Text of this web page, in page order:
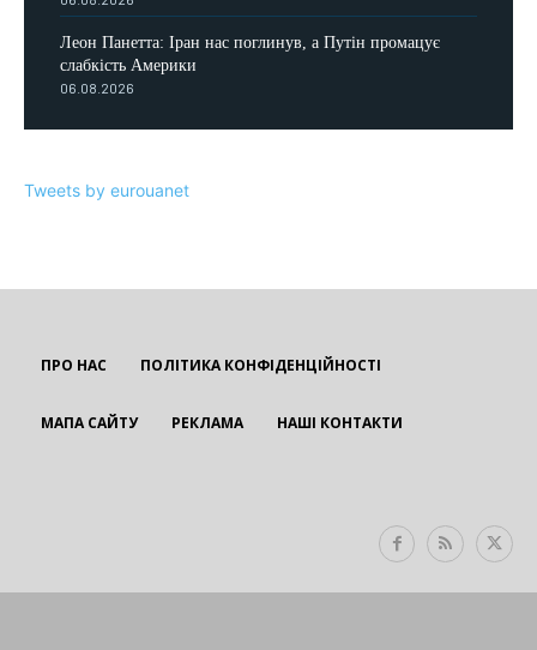
Леон Панетта: Іран нас поглинув, а Путін промацує
слабкість Америки
06.08.2026
Tweets by eurouanet
ПРО НАС ПОЛІТИКА КОНФІДЕНЦІЙНОСТІ
МАПА САЙТУ РЕКЛАМА НАШІ КОНТАКТИ